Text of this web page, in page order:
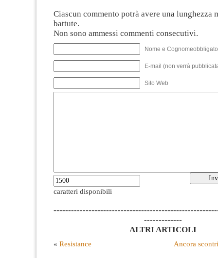
Ciascun commento potrà avere una lunghezza
battute.
Non sono ammessi commenti consecutivi.
Nome e
E-mail (non verrà
Sito Web
caratteri disponibili
-------------
ALTRI ARTICOLI
« Resistance Ancora